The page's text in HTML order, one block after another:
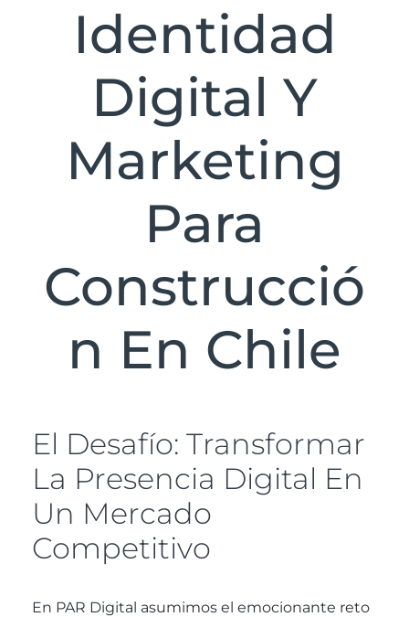
Identidad
Digital Y
Marketing
Para
Construcció
N En Chile
El Desafío: Transformar
La Presencia Digital En
Un Mercado
Competitivo
En PAR Digital asumimos el emocionante reto